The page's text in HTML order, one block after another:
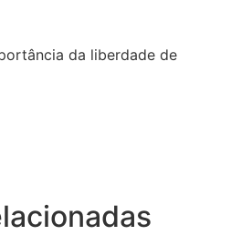
da liberdade de